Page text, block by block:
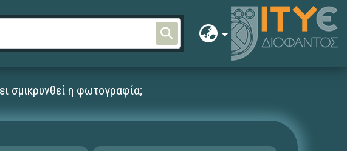
σμικρυνθεί η φωτογραφία;